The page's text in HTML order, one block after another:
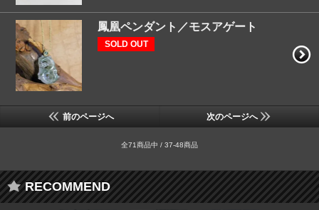
鳳凰ペンダント／モスアゲート
SOLD OUT
前のページへ 次のページへ
全71商品中 / 37-48商品
RECOMMEND